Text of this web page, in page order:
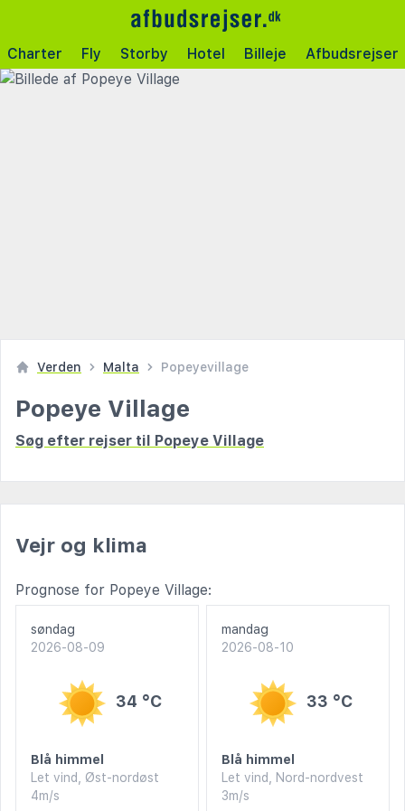
Charter Fly Storby Hotel Billeje Afbudsrejser
Verden Malta Popeyevillage
Popeye Village
Søg efter rejser til Popeye Village
Vejr og klima
Prognose for Popeye Village:
søndag
2026-08-09
34 °C
Blå himmel
Let vind, Øst-nordøst
4m/s
mandag
2026-08-10
33 °C
Blå himmel
Let vind, Nord-nordvest
3m/s